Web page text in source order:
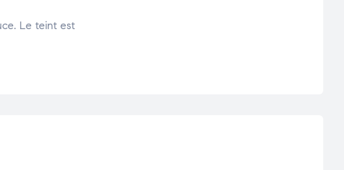
Le teint est